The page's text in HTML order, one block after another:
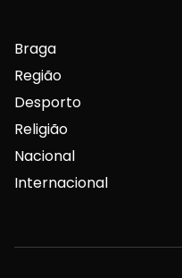
Braga
Região
Desporto
Religião
Nacional
Internacional